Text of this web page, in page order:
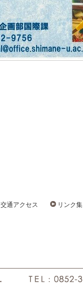
交通アクセス リンク集